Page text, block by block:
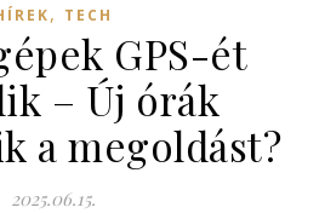
, TECH
GPS-ét
– Új órák
a megoldást?
2025.06.15.